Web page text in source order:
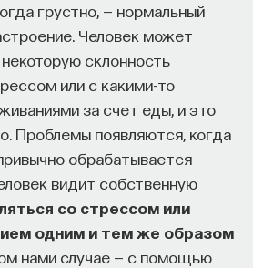
грустно, — нормальный
Человек может
склонность
или с какими-то
за счет еды, и это
Проблемы появляются, когда
обрабатывается
видит собственную
со стрессом или
одним и тем же образом
нами случае — с помощью